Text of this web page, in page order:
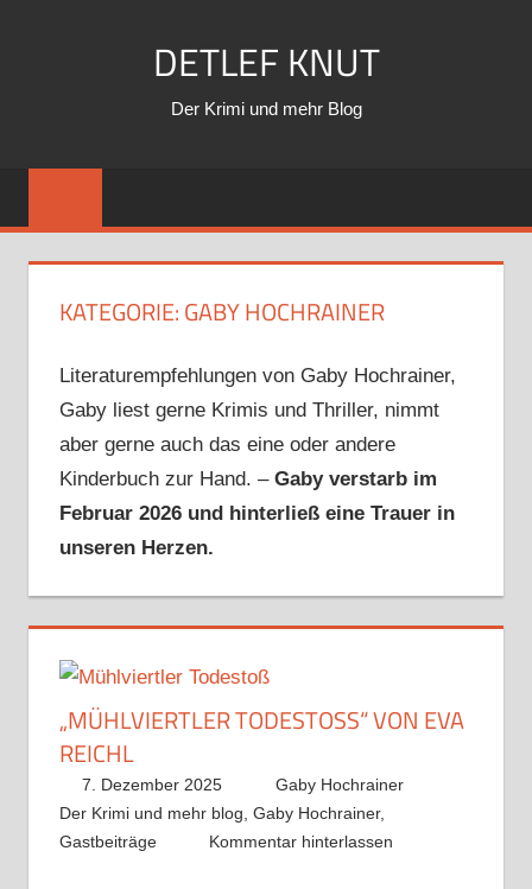
DETLEF KNUT
Der Krimi und mehr Blog
KATEGORIE:GABY HOCHRAINER
Literaturempfehlungen von Gaby Hochrainer,
Gaby liest gerne Krimis und Thriller, nimmt
aber gerne auch das eine oder andere
Kinderbuch zur Hand. – Gaby verstarb im
Februar 2026 und hinterließ eine Trauer in
unseren Herzen.
„MÜHLVIERTLER TODESTOSS“ VON EVA R
EICHL
7. Dezember 2025
Gaby Hochrainer
Der Krimi und mehr blog, Gaby Hochrainer,
Gastbeiträge
Kommentar hinterlassen